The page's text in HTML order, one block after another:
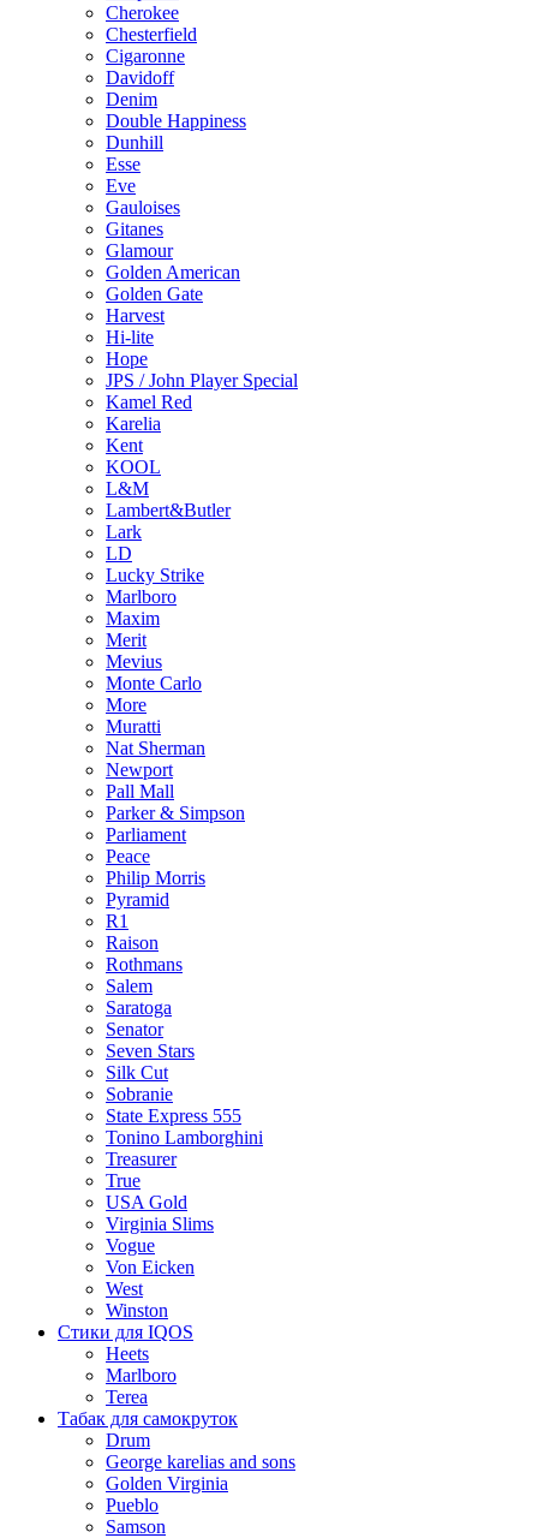
Cherokee
Chesterfield
Cigaronne
Davidoff
Denim
Double Happiness
Dunhill
Esse
Eve
Gauloises
Gitanes
Glamour
Golden American
Golden Gate
Harvest
Hi-lite
Hope
JPS / John Player Special
Kamel Red
Karelia
Kent
KOOL
L&M
Lambert&Butler
Lark
LD
Lucky Strike
Marlboro
Maxim
Merit
Mevius
Monte Carlo
More
Muratti
Nat Sherman
Newport
Pall Mall
Parker & Simpson
Parliament
Peace
Philip Morris
Pyramid
R1
Raison
Rothmans
Salem
Saratoga
Senator
Seven Stars
Silk Cut
Sobranie
State Express 555
Tonino Lamborghini
Treasurer
True
USA Gold
Virginia Slims
Vogue
Von Eicken
West
Winston
Стики для IQOS
Heets
Marlboro
Terea
Табак для самокруток
Drum
George karelias and sons
Golden Virginia
Pueblo
Samson